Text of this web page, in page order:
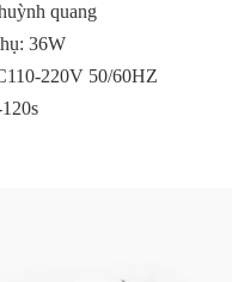
quang
36W
220V 50/60HZ